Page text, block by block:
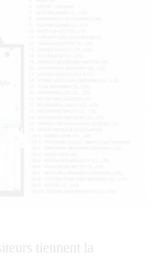
tiennent la